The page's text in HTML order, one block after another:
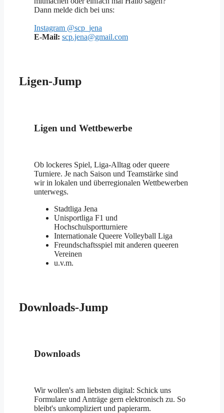
Dann melde dich bei uns:
Instagram @scp_jena
E-Mail: scp.jena@gmail.com
Ligen-Jump
Ligen und Wettbewerbe
Ob lockeres Spiel, Liga-Alltag oder queere
Turniere. Je nach Saison und Teamstärke sind
wir in lokalen und überregionalen Wettbewerben
unterwegs.
Stadtliga Jena
Unisportliga F1 und
Hochschulsportturniere
Internationale Queere Volleyball Liga
Freundschaftsspiel mit anderen queeren
Vereinen
u.v.m.
Downloads-Jump
Downloads
Wir wollen's am liebsten digital: Schick uns
Formulare und Anträge gern elektronisch zu. So
bleibt's unkompliziert und papierarm.